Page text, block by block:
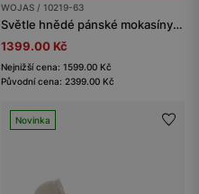
WOJAS / 10219-63
Světle hnědé pánské mokasíny s pletenou jutovou šňůrkou
1399.00 Kč
Nejnižší cena: 1599.00 Kč
Původní cena: 2399.00 Kč
Novinka